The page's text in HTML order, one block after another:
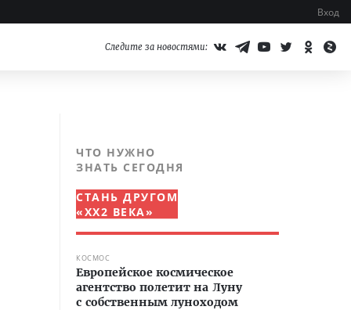
Вход
Следите за новостями:
ЧТО НУЖНО
ЗНАТЬ СЕГОДНЯ
СТАНЬ ДРУГОМ
«XX2 ВЕКА»
КОСМОС
Европейское космическое
агентство полетит на Луну
с собственным луноходом